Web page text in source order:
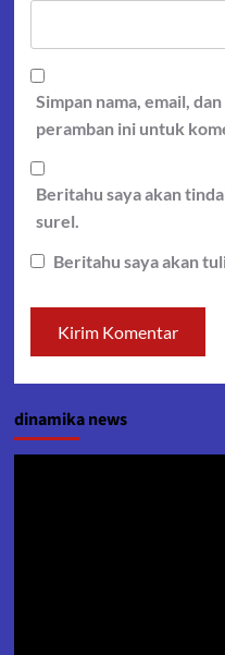
Simpan nama, email,
peramban ini untuk
Beritahu saya akan
surel.
Beritahu saya akan
dinamika news